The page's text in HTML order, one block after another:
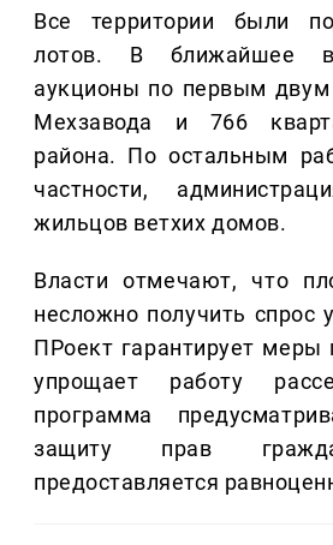
Все территории были
лотов. В ближайшее
аукционы по первым двум
Мехзавода и 766
района. По остальным
частности,
жильцов ветхих домов.
Власти отмечают, что
несложно получить спрос
ПРоект гарантирует меры
упрощает работу
программа
защиту прав
предоставляется